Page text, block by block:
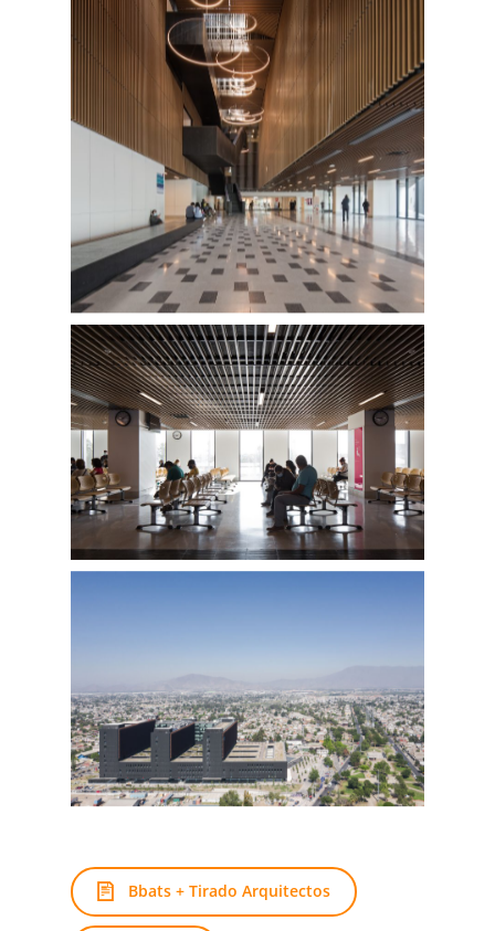
Bbats + Tirado Arquitectos